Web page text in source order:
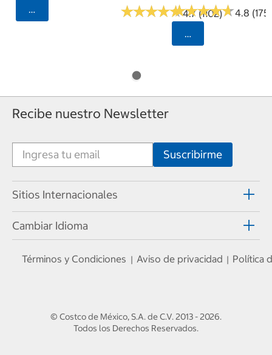
Seleccionar Código Postal
★★★★★
★★★★★4.7 (1102)
★★★★★
★★★★★4.8 (175)
Seleccionar
Recibe nuestro Newsletter
Sitios Internacionales
Cambiar Idioma
Términos y Condiciones | Aviso de privacidad | Política
© Costco de México, S.A. de C.V.2013 - 2026.
Todos los Derechos Reservados.